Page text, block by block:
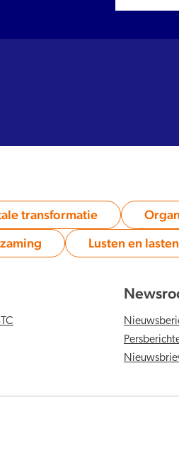
Category:
transformatie
Lusten en